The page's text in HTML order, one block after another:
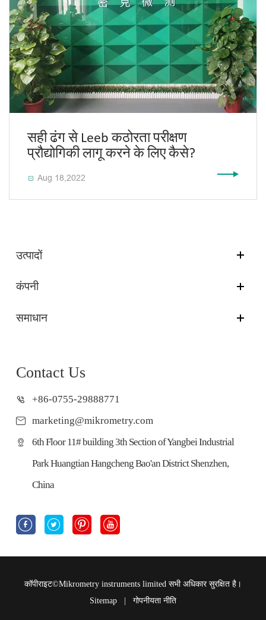
सही ढंग से Leeb कठोरता परीक्षण
प्रौद्योगिकी लागू करने के लिए कैसे?
 Aug 18,2022
उत्पादों
कंपनी
समाधान
Contact Us
+86-0755-29888771
marketing@mikrometry.com
6th Floor 11# building 3th Section of Yangbei Industrial
Park Huangtian Hangcheng Bao'an District Shenzhen,
China
   
कॉपीराइट©Mikrometry instruments limited सभी अधिकार सुरक्षित है।
Sitemap
गोपनीयता नीति